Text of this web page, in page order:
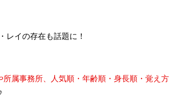
レイの存在も話題に！
所属事務所、人気順・年齢順・身長順・覚え方